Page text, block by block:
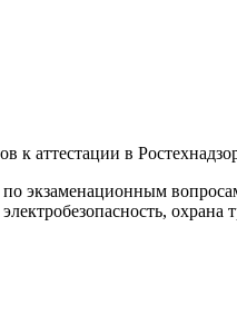
к аттестации в
экзаменационным